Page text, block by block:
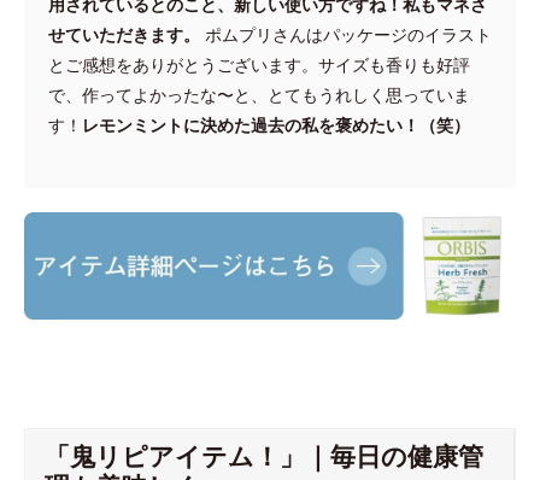
せていただきます。
ポムプリさんはパッケージのイラスト
とご感想をありがとうございます。サイズも香りも好評
で、作ってよかったな〜と、とてもうれしく思っていま
す！ レモンミントに決めた過去の私を褒めたい！（笑）
「鬼リピアイテム！」｜毎日の健康管